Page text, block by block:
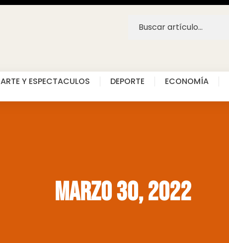
ARTE Y ESPECTACULOS DEPORTE ECONOMÍA
marzo 30, 2022